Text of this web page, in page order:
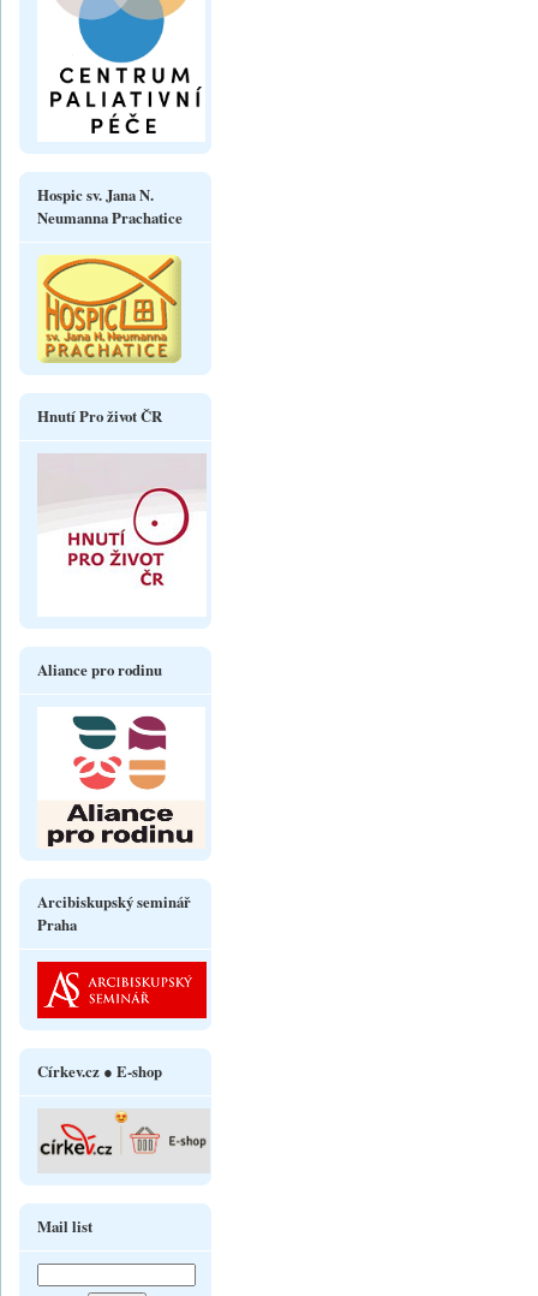
Hospic sv. Jana N.
Neumanna Prachatice
Hnutí Pro život ČR
Aliance pro rodinu
Arcibiskupský seminář
Praha
Církev.cz ● E-shop
Mail list